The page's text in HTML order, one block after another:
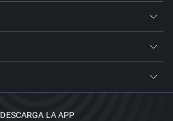
DESCARGA LA APP